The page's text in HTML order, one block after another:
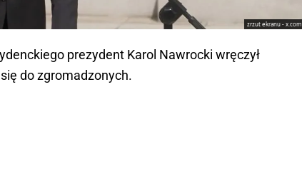
zrzut ekranu - x.com
prezydent Karol Nawrocki wręczył
do zgromadzonych.